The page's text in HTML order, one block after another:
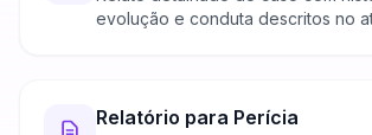
evolução e conduta descritos no
Relatório para Perícia